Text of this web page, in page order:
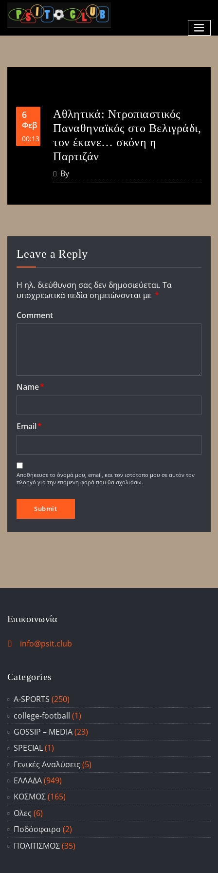
6
Φεβ
00:13
Αθλητικά: Ντροπιαστικός
Παναθηναϊκός στο Βελιγράδι,
τον έκανε… σκόνη η
Παρτιζάν
By
Leave a Reply
Η ηλ. διεύθυνση σας δεν δημοσιεύεται. Τα
υποχρεωτικά πεδία σημειώνονται με *
Comment
Name*
Email*
Αποθήκευσε το όνομά μου, email, και τον ιστότοπο μου σε αυτόν τον
πλοηγό για την επόμενη φορά που θα σχολιάσω.
Επικοινωνία
info@psit.club
Categories
A-SPORTS (250)
college-football (1)
GOSSIP – ΜΕDIA(23)
SPECIAL(1)
Γενικές Αναλύσεις (5)
ΕΛΛΑΔΑ(949)
ΚΟΣΜΟΣ(165)
Ολες (6)
Ποδόσφαιρο (2)
ΠΟΛΙΤΙΣΜΟΣ(35)